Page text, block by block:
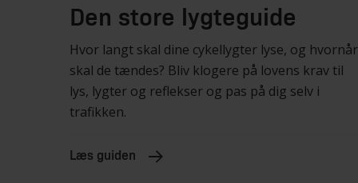
Den store lygteguide
Hvor langt skal dine cykellygter lyse, og hvornår
skal de tændes? Bliv klogere på lovens krav til
lys, lygter og reflekser og pas på dig selv i
trafikken.
Læs guiden